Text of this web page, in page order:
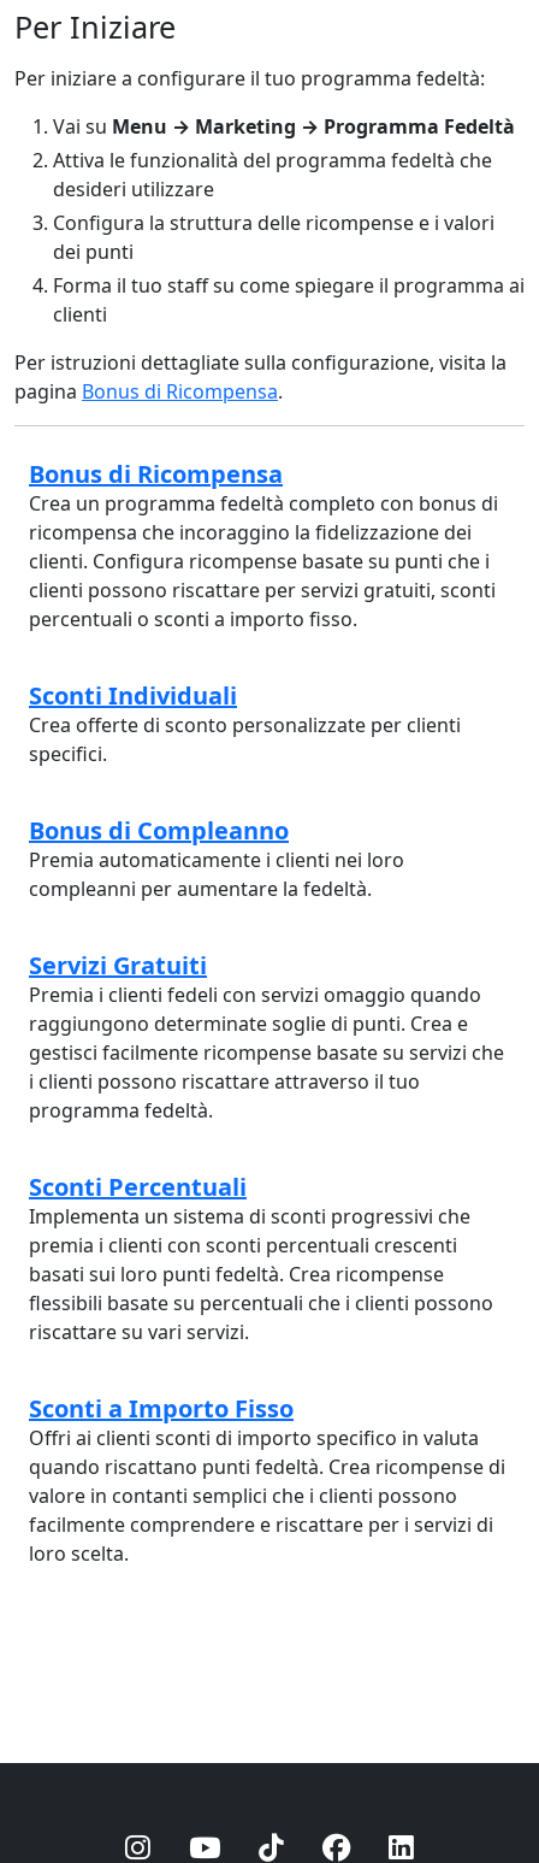
Per Iniziare
Per iniziare a configurare il tuo programma fedeltà:
Vai su Menu → Marketing → Programma Fedeltà
Attiva le funzionalità del programma fedeltà che
desideri utilizzare
Configura la struttura delle ricompense e i valori
dei punti
Forma il tuo staff su come spiegare il programma ai
clienti
Per istruzioni dettagliate sulla configurazione, visita la
pagina Bonus di Ricompensa.
Bonus di Ricompensa
Crea un programma fedeltà completo con bonus di
ricompensa che incoraggino la fidelizzazione dei
clienti. Configura ricompense basate su punti che i
clienti possono riscattare per servizi gratuiti, sconti
percentuali o sconti a importo fisso.
Sconti Individuali
Crea offerte di sconto personalizzate per clienti
specifici.
Bonus di Compleanno
Premia automaticamente i clienti nei loro
compleanni per aumentare la fedeltà.
Servizi Gratuiti
Premia i clienti fedeli con servizi omaggio quando
raggiungono determinate soglie di punti. Crea e
gestisci facilmente ricompense basate su servizi che
i clienti possono riscattare attraverso il tuo
programma fedeltà.
Sconti Percentuali
Implementa un sistema di sconti progressivi che
premia i clienti con sconti percentuali crescenti
basati sui loro punti fedeltà. Crea ricompense
flessibili basate su percentuali che i clienti possono
riscattare su vari servizi.
Sconti a Importo Fisso
Offri ai clienti sconti di importo specifico in valuta
quando riscattano punti fedeltà. Crea ricompense di
valore in contanti semplici che i clienti possono
facilmente comprendere e riscattare per i servizi di
loro scelta.